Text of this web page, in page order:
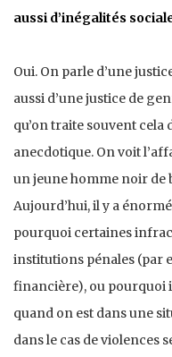
aussi d’inégalités
Oui. On parle d’une
aussi d’une justice de
qu’on traite souvent cela
anecdotique. On voit
un jeune homme noir de
Aujourd’hui, il y a
pourquoi certaines
institutions pénales (par
financière), ou pourquoi
quand on est dans une
dans le cas de violences